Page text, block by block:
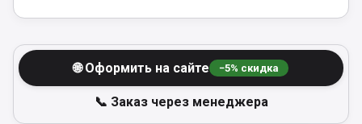
🌐 Оформить на сайте −5% скидка
📞 Заказ через менеджера